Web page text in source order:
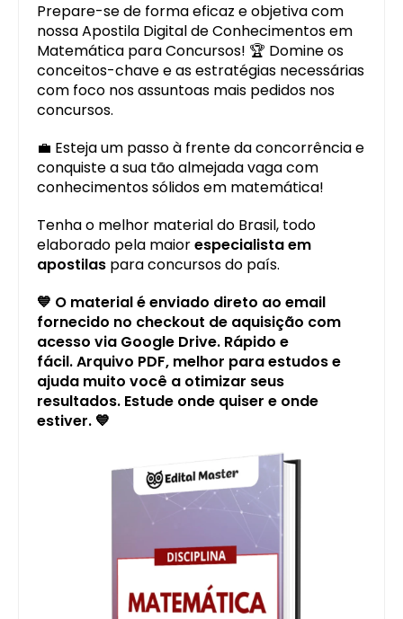
Prepare-se de forma eficaz e objetiva com
nossa Apostila Digital de Conhecimentos em
Matemática para Concursos! 🏆 Domine os
conceitos-chave e as estratégias necessárias
com foco nos assuntoas mais pedidos nos
concursos.
💼 Esteja um passo à frente da concorrência e
conquiste a sua tão almejada vaga com
conhecimentos sólidos em matemática!
Tenha o melhor material do Brasil, todo
elaborado pela maiorespecialista em
apostilas para concursos do país.
💙 O material é enviado direto ao email
fornecido no checkout de aquisição com
acesso via Google Drive. Rápido e
fácil. Arquivo PDF, melhor para estudos e
ajuda muito você a otimizar seus
resultados. Estude onde quiser e onde
estiver. 💙